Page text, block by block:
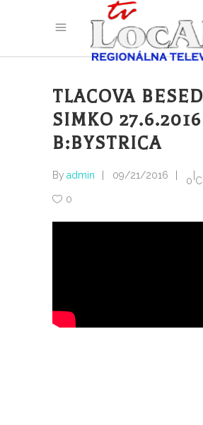
TLACOVA
SIMKO 27.6.2016
B:BYSTRICA
By admin 09/21/2016
0
0